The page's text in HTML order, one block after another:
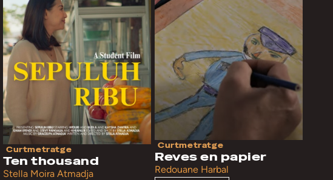
Curtmetratge
Ten thousand
Stella Moira Atmadja
Curtmetratge
Reves en papier
Redouane Harbal